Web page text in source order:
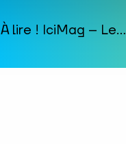
À lire ! IciMag – Le…